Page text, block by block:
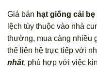
Giá bán hạt giống cải
lệch tùy thuộc vào nhà
thường, mua càng nhiều
thể liên hệ trực tiếp với
nhất, phù hợp với việc